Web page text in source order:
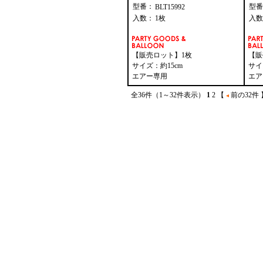
型番： BLT15992
入数： 1枚
【販売ロット】1枚
サイズ：約15cm
エアー専用
型
入
【
サ
エ
全36件（1～32件表示） 1 2 【 前の32件